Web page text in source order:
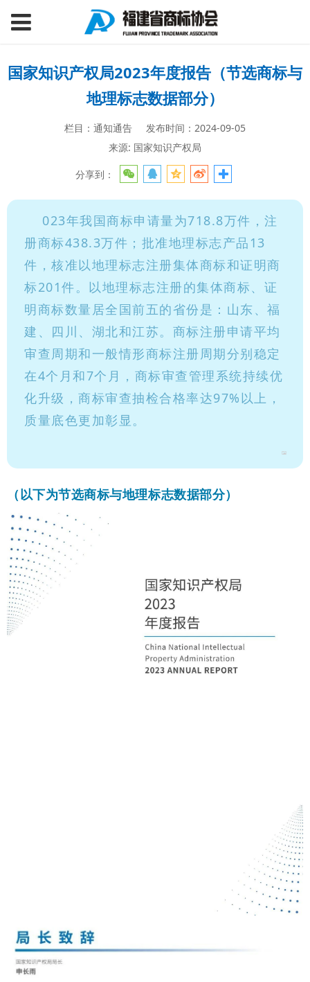
国家知识产权局2023年度报告（节选商标与
地理标志数据部分）
栏目：通知通告
发布时间：2024-09-05
来源: 国家知识产权局
分享到：
023年我国商标申请量为718.8万件，注
册商标438.3万件；批准地理标志产品13
件，核准以地理标志注册集体商标和证明商
标201件。以地理标志注册的集体商标、证
明商标数量居全国前五的省份是：山东、福
建、四川、湖北和江苏。商标注册申请平均
审查周期和一般情形商标注册周期分别稳定
在4个月和7个月，商标审查管理系统持续优
化升级，商标审查抽检合格率达97%以上，
质量底色更加彰显。
（以下为节选商标与地理标志数据部分）